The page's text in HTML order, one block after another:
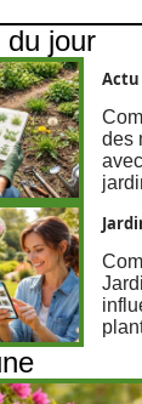
du jour
Actu
des